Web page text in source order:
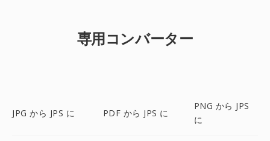
専用コンバーター
JPG から JPS に PDF から JPS に
PNG から JPS
に